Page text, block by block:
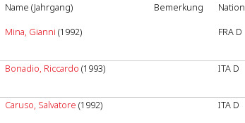
Name (Jahrgang) Bemerkung Nation
Mina, Gianni (1992) FRA D
Bonadio, Riccardo (1993) ITA D
Caruso, Salvatore (1992) ITA D